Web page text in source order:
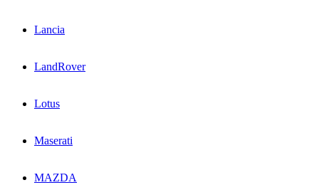
Lancia
LandRover
Lotus
Maserati
MAZDA